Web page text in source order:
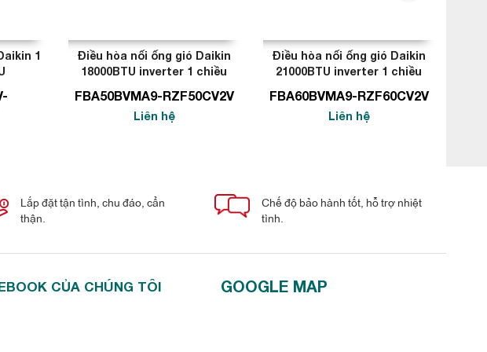
và sửa chữa
1
Điều hòa nối ống gió Daikin
18000BTU inverter 1 chiều
FBA50BVMA9-RZF50CV2V
Liên hệ
Điều hòa nối ống gió Daikin
21000BTU inverter 1 chiều
FBA60BVMA9-RZF60CV2V
Liên hệ
Lắp đặt tận tình, chu đáo, cẩn
thận.
Chế độ bảo hành tốt, hỗ trợ nhiệt
tình.
CỦA CHÚNG TÔI GOOGLE MAP